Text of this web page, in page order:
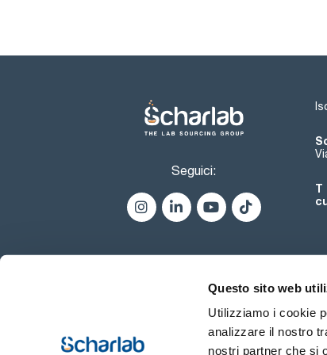
Questo sito web
Utilizziamo i cookie
analizzare il nostro
nostri partner che si
Seguici:
T